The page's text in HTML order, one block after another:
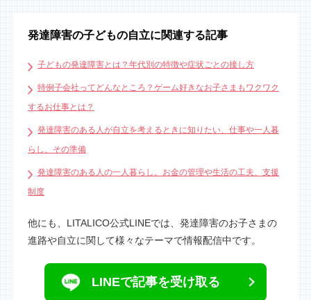
発達障害の子どもの自立に関連する記事
子どもの発達障害とは？年代別の特徴や症状ごとの接し方
特例子会社ってどんなところ？ゲーム好きなお子さまもワクワク
するお仕事とは？
発達障害のある人が自立を考えるときに知りたい、仕事や一人暮
らし、その準備
発達障害のある人の一人暮らし。お金の管理や生活の工夫、支援
制度
他にも、LITALICO公式LINEでは、発達障害のお子さまの
進路や自立に関して様々なテーマで情報配信中です。
LINEで記事を受け取る